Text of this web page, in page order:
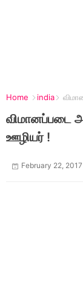
Home india
விமானப்படை
ஊழியர் !
February 22, 2017